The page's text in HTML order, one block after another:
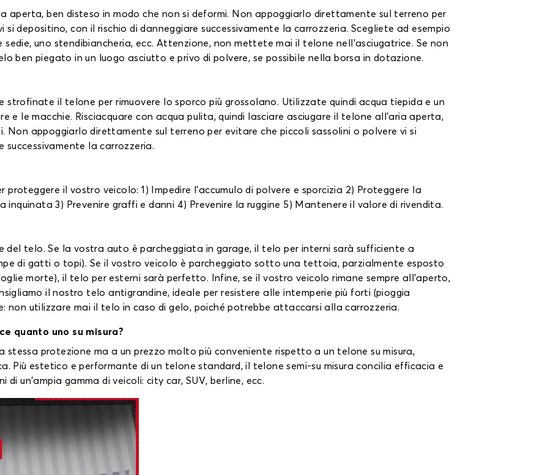
aperta, ben disteso in modo che non si deformi. Non appoggiarlo direttamente sul terreno per
si depositino, con il rischio di danneggiare successivamente la carrozzeria. Scegliete ad esempio
uno stendibiancheria, ecc. Attenzione, non mettete mai il telone nell'asciugatrice. Se non
ben piegato in un luogo asciutto e privo di polvere, se possibile nella borsa in dotazione.
strofinate il telone per rimuovere lo sporco più grossolano. Utilizzate quindi acqua tiepida e un
e le macchie. Risciacquare con acqua pulita, quindi lasciare asciugare il telone all'aria aperta,
Non appoggiarlo direttamente sul terreno per evitare che piccoli sassolini o polvere vi si
successivamente la carrozzeria.
il vostro veicolo: 1) Impedire l'accumulo di polvere e sporcizia 2) Proteggere la
inquinata 3) Prevenire graffi e danni 4) Prevenire la ruggine 5) Mantenere il valore di rivendita.
telo. Se la vostra auto è parcheggiata in garage, il telo per interni sarà sufficiente a
di gatti o topi). Se il vostro veicolo è parcheggiato sotto una tettoia, parzialmente esposto
morte), il telo per esterni sarà perfetto. Infine, se il vostro veicolo rimane sempre all'aperto,
il nostro telo antigrandine, ideale per resistere alle intemperie più forti (pioggia
non utilizzare mai il telo in caso di gelo, poiché potrebbe attaccarsi alla carrozzeria.
quanto uno su misura?
stessa protezione ma a un prezzo molto più conveniente rispetto a un telone su misura,
Più estetico e performante di un telone standard, il telone semi-su misura concilia efficacia e
un'ampia gamma di veicoli: city car, SUV, berline, ecc.